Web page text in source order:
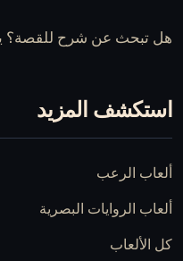
هل تبحث عن شرح للقصة؟
استكشف المزيد
ألعاب الرعب
ألعاب الروايات البصرية
كل الألعاب